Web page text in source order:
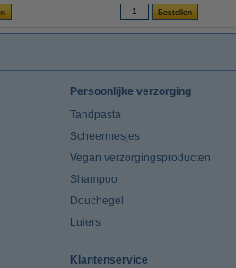
Persoonlijke verzorging
Tandpasta
Scheermesjes
Vegan verzorgingsproducten
Shampoo
Douchegel
Luiers
Klantenservice